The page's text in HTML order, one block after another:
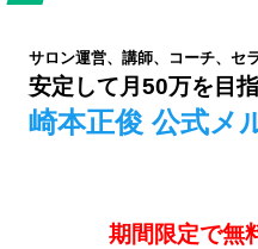
サロン運営、講師、コーチ、セ
安定して月50万を目
崎本正俊 公式メ
期間限定で無